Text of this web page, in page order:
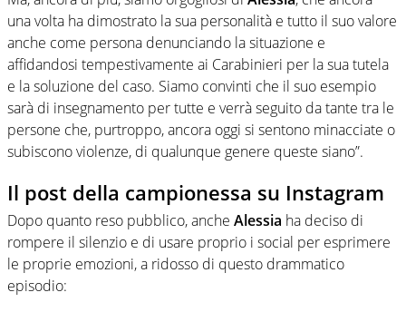
una volta ha dimostrato la sua personalità e tutto il suo valore
anche come persona denunciando la situazione e
affidandosi tempestivamente ai Carabinieri per la sua tutela
e la soluzione del caso. Siamo convinti che il suo esempio
sarà di insegnamento per tutte e verrà seguito da tante tra le
persone che, purtroppo, ancora oggi si sentono minacciate o
subiscono violenze, di qualunque genere queste siano”.
Il post della campionessa su Instagram
Dopo quanto reso pubblico, anche Alessia ha deciso di
rompere il silenzio e di usare proprio i social per esprimere
le proprie emozioni, a ridosso di questo drammatico
episodio: